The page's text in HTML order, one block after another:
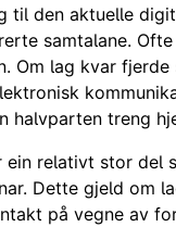
til den aktuelle
samtalane.
Om lag kvar
halvparten treng
ein relativt stor del
Dette gjeld om
på vegne av